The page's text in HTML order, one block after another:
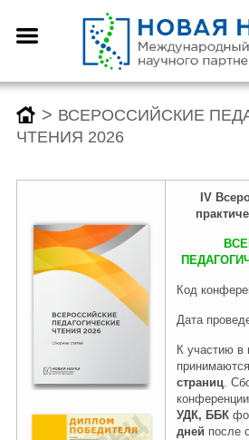
Назад
О центре
Как оформить научную
статью для публикации
Отзывы
Редколлегия
Назад
Конференции
Заявка (регистрация) на
конференцию
Архив конференций 2026
2025-2019
Назад
Монографии
Заявка на публикацию
монографии
Архив монографий 2026
2025-2019
Назад
Конкурсы
Заявка (регистрация) на
конкурс
Архив конкурсов 2026
2025-2019
> ВСЕРОССИЙСКИЕ
ЧТЕНИЯ 2026
IV
Код
Дата
К участию в
страниц.
УДК, ББК
дней после